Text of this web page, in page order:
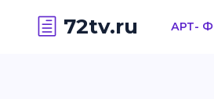
72tv.ru АРТ-